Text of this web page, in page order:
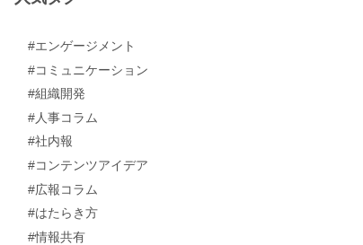
#エンゲージメント
#コミュニケーション
#組織開発
#人事コラム
#社内報
#コンテンツアイデア
#広報コラム
#はたらき方
#情報共有